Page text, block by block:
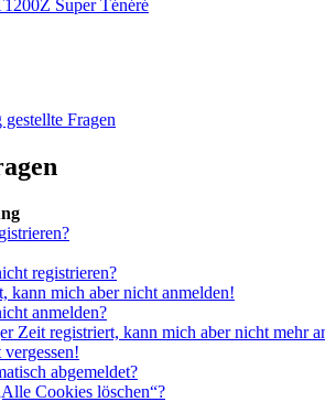
Super Ténéré
Fragen
registrieren?
kann mich aber nicht anmelden!
anmelden?
Zeit registriert, kann mich aber nicht mehr
abgemeldet?
Cookies löschen“?